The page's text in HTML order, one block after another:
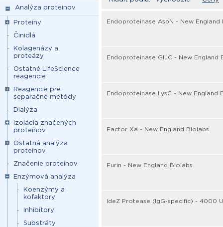
Analýza proteinov
Proteíny
Činidlá
Kolagenázy a
proteázy
Ostatné LifeScience
reagencie
Reagencie pre
separačné metódy
Dialýza
Izolácia značených
proteínov
Ostatná analýza
proteínov
Značenie proteínov
Enzýmová analýza
Koenzýmy a
kofaktory
Inhibítory
Substráty
Endoproteinase AspN - New England
Endoproteinase GluC - New England
Endoproteinase LysC - New England
Factor Xa - New England Biolabs
Furin - New England Biolabs
IdeZ Protease (IgG-specific) - 4000